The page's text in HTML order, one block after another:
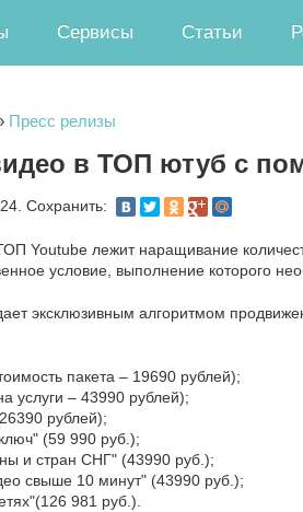
Сервисы Статьи
Пресс релизы
в ТОП ютуб с
Сохранить:
Youtube лежит наращивание
условие, выполнение которого
эксклюзивным алгоритмом
пакета – 19690 рублей);
услуги – 43990 рублей);
рублей);
(59 990 руб.);
и стран СНГ" (43990 руб.);
свыше 10 минут" (43990 руб.);
981 руб.).